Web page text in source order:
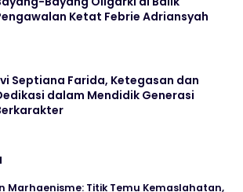
Ketat Febrie Adriansyah
Septiana Farida, Ketegasan dan
dalam Mendidik Generasi
Marhaenisme: Titik Temu Kemaslahatan,